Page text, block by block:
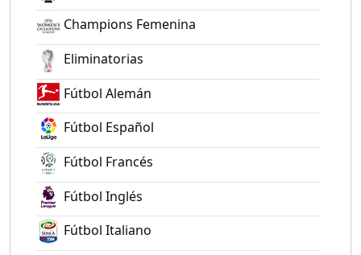
Champions Femenina
Eliminatorias
Fútbol Alemán
Fútbol Español
Fútbol Francés
Fútbol Inglés
Fútbol Italiano